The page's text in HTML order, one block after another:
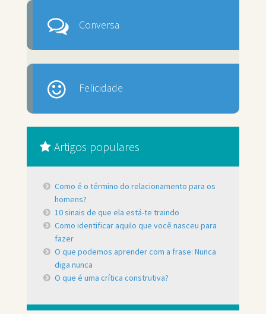
Conversa
Felicidade
Artigos populares
Como é o término do relacionamento para os
homens?
10 sinais de que ela está-te traindo
Como identificar aquilo que você nasceu para
fazer
O que podemos aprender com a frase: Nunca
diga nunca
O que é uma crítica construtiva?